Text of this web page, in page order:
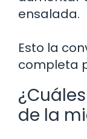
ensalada.
Esto la
completa
de la